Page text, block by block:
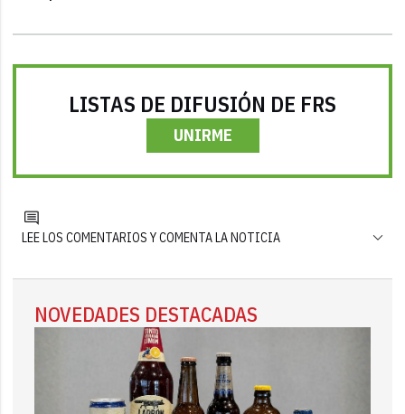
LISTAS DE DIFUSIÓN DE FRS
UNIRME
LEE LOS COMENTARIOS Y COMENTA LA NOTICIA
NOVEDADES DESTACADAS